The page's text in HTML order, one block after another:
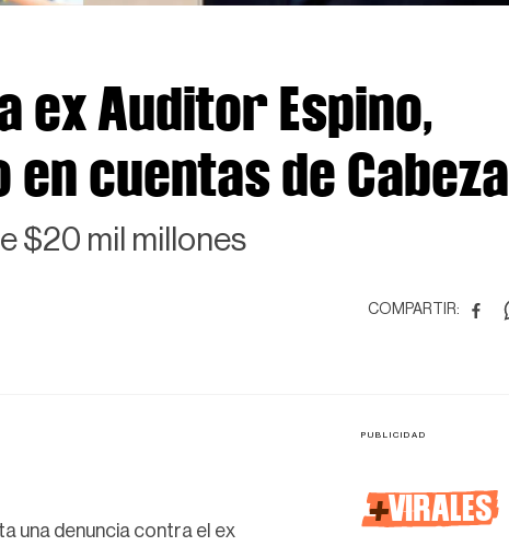
ex Auditor Espino,
cuentas de Cabeza
$20 mil millones
COMPARTIR:
una denuncia contra el ex
+VIRALES